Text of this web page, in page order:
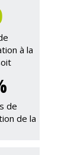
à la
de
de la